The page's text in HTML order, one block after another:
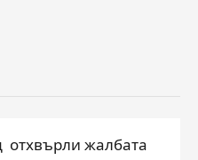
отхвърли жалбата